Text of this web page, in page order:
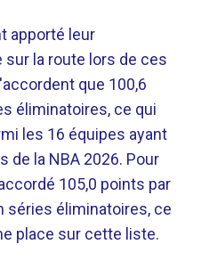
apporté leur
la route lors de ces
que 100,6
éliminatoires, ce qui
les 16 équipes ayant
de la NBA 2026. Pour
105,0 points par
séries éliminatoires, ce
place sur cette liste.